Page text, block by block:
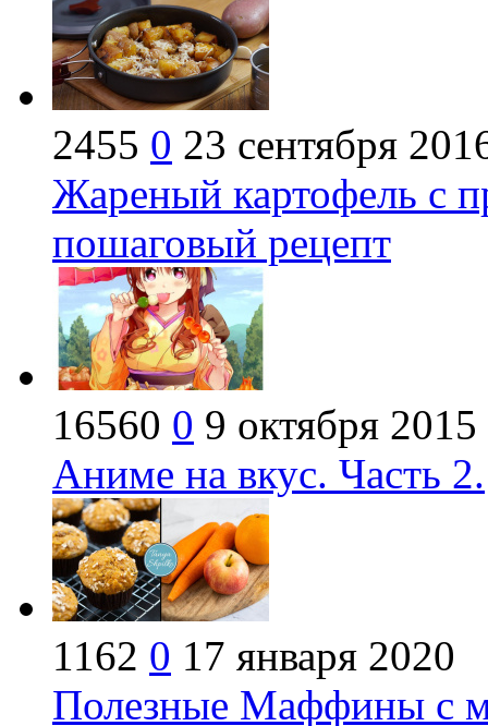
2455 0 23 сентября
Жареный картофель с
пошаговый рецепт
16560 0 9 октября 2015
Аниме на вкус. Часть 2.
1162 0 17 января 2020
Полезные Маффины с